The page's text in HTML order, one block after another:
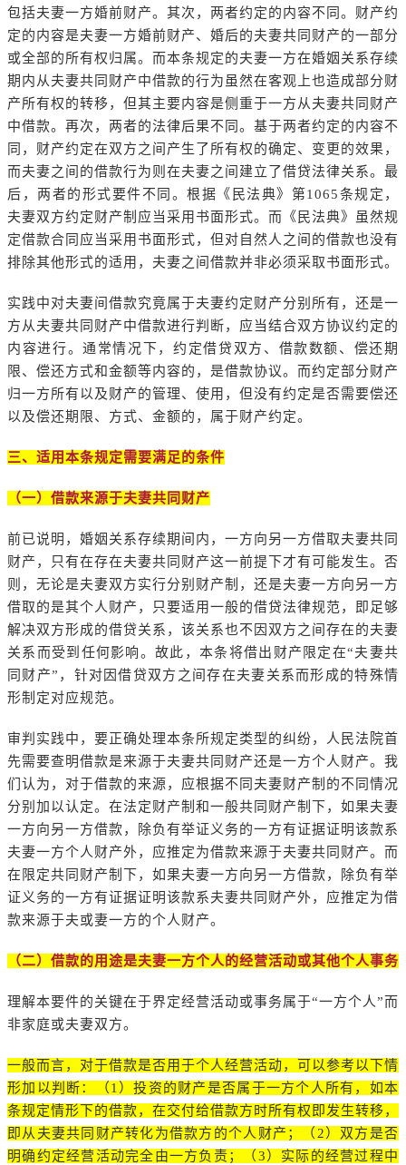
包括夫妻一方婚前财产。其次，两者约定的内容不同。财产约
定的内容是夫妻一方婚前财产、婚后的夫妻共同财产的一部分
或全部的所有权归属。而本条规定的夫妻一方在婚姻关系存续
期内从夫妻共同财产中借款的行为虽然在客观上也造成部分财
产所有权的转移，但其主要内容是侧重于一方从夫妻共同财产
中借款。再次，两者的法律后果不同。基于两者约定的内容不
同，财产约定在双方之间产生了所有权的确定、变更的效果，
而夫妻之间的借款行为则在夫妻之间建立了借贷法律关系。最
后，两者的形式要件不同。根据《民法典》第1065条规定，
夫妻双方约定财产制应当采用书面形式。而《民法典》虽然规
定借款合同应当采用书面形式，但对自然人之间的借款也没有
排除其他形式的适用，夫妻之间借款并非必须采取书面形式。
实践中对夫妻间借款究竟属于夫妻约定财产分别所有，还是一
方从夫妻共同财产中借款进行判断，应当结合双方协议约定的
内容进行。通常情况下，约定借贷双方、借款数额、偿还期
限、偿还方式和金额等内容的，是借款协议。而约定部分财产
归一方所有以及财产的管理、使用，但没有约定是否需要偿还
以及偿还期限、方式、金额的，属于财产约定。
三、适用本条规定需要满足的条件
（一）借款来源于夫妻共同财产
前已说明，婚姻关系存续期间内，一方向另一方借取夫妻共同
财产，只有在存在夫妻共同财产这一前提下才有可能发生。否
则，无论是夫妻双方实行分别财产制，还是夫妻一方向另一方
借取的是其个人财产，只要适用一般的借贷法律规范，即足够
解决双方形成的借贷关系，该关系也不因双方之间存在的夫妻
关系而受到任何影响。故此，本条将借出财产限定在“夫妻共
同财产”，针对因借贷双方之间存在夫妻关系而形成的特殊情
形制定对应规范。
审判实践中，要正确处理本条所规定类型的纠纷，人民法院首
先需要查明借款是来源于夫妻共同财产还是一方个人财产。我
们认为，对于借款的来源，应根据不同夫妻财产制的不同情况
分别加以认定。在法定财产制和一般共同财产制下，如果夫妻
一方向另一方借款，除负有举证义务的一方有证据证明该款系
夫妻一方个人财产外，应推定为借款来源于夫妻共同财产。而
在限定共同财产制下，如果夫妻一方向另一方借款，除负有举
证义务的一方有证据证明该款系夫妻共同财产外，应推定为借
款来源于夫或妻一方的个人财产。
（二）借款的用途是夫妻一方个人的经营活动或其他个人事务
理解本要件的关键在于界定经营活动或事务属于“一方个人”而
非家庭或夫妻双方。
一般而言，对于借款是否用于个人经营活动，可以参考以下情
形加以判断：（1）投资的财产是否属于一方个人所有，如本
条规定情形下的借款，在交付给借款方时所有权即发生转移，
即从夫妻共同财产转化为借款方的个人财产；（2）双方是否
明确约定经营活动完全由一方负责；（3）实际的经营过程中